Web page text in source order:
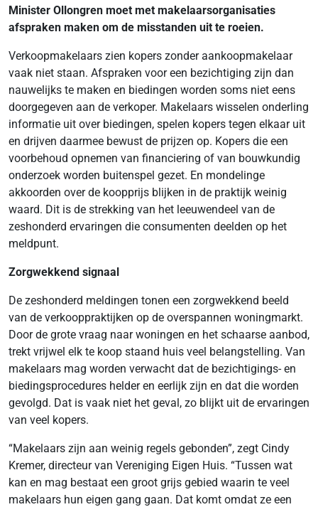
Minister Ollongren moet met makelaarsorganisaties
afspraken maken om de misstanden uit te roeien.
Verkoopmakelaars zien kopers zonder aankoopmakelaar
vaak niet staan. Afspraken voor een bezichtiging zijn dan
nauwelijks te maken en biedingen worden soms niet eens
doorgegeven aan de verkoper. Makelaars wisselen onderling
informatie uit over biedingen, spelen kopers tegen elkaar uit
en drijven daarmee bewust de prijzen op. Kopers die een
voorbehoud opnemen van financiering of van bouwkundig
onderzoek worden buitenspel gezet. En mondelinge
akkoorden over de koopprijs blijken in de praktijk weinig
waard. Dit is de strekking van het leeuwendeel van de
zeshonderd ervaringen die consumenten deelden op het
meldpunt.
Zorgwekkend signaal
De zeshonderd meldingen tonen een zorgwekkend beeld
van de verkooppraktijken op de overspannen woningmarkt.
Door de grote vraag naar woningen en het schaarse aanbod,
trekt vrijwel elk te koop staand huis veel belangstelling. Van
makelaars mag worden verwacht dat de bezichtigings- en
biedingsprocedures helder en eerlijk zijn en dat die worden
gevolgd. Dat is vaak niet het geval, zo blijkt uit de ervaringen
van veel kopers.
“Makelaars zijn aan weinig regels gebonden”, zegt Cindy
Kremer, directeur van Vereniging Eigen Huis. “Tussen wat
kan en mag bestaat een groot grijs gebied waarin te veel
makelaars hun eigen gang gaan. Dat komt omdat ze een